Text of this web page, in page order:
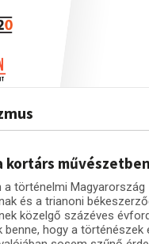
A békerendszer
Utókor és emlékezet
Adatbázis
Emlékművek (feltöltés
Visszhang
kortárs művészetben
a történelmi Magyarország
és a trianoni
közelgő százéves
benne, hogy a történészek